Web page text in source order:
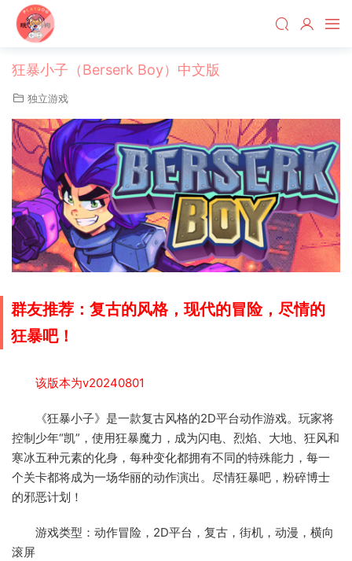
狂暴小子（Berserk Boy）中文版
独立游戏
群友推荐： 复古的风格，现代的冒险，尽情的
狂暴吧！
该版本为v20240801
《狂暴小子》是一款复古风格的2D平台动作游戏。玩家将
控制少年“凯”，使用狂暴魔力，成为闪电、烈焰、大地、狂风和
寒冰五种元素的化身，每种变化都拥有不同的特殊能力，每一
个关卡都将成为一场华丽的动作演出。尽情狂暴吧，粉碎博士
的邪恶计划！
游戏类型：动作冒险，2D平台，复古，街机，动漫，横向
滚屏